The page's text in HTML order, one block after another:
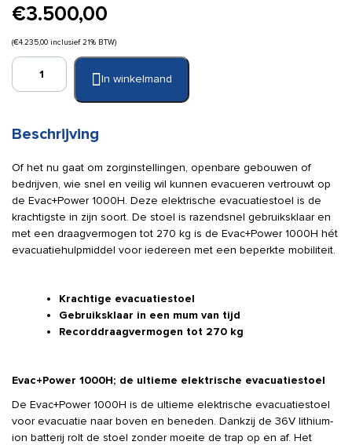
€3.500,00
(€4.235,00 inclusief 21% BTW)
Evac
Power
aantal
In winkelmand
Beschrijving
Of het nu gaat om zorginstellingen, openbare gebouwen of
bedrijven, wie snel en veilig wil kunnen evacueren vertrouwt op
de Evac+Power 1000H. Deze elektrische evacuatiestoel is de
krachtigste in zijn soort. De stoel is razendsnel gebruiksklaar en
met een draagvermogen tot 270 kg is de Evac+Power 1000H hét
evacuatiehulpmiddel voor iedereen met een beperkte mobiliteit.
Krachtige evacuatiestoel
Gebruiksklaar in een mum van tijd
Recorddraagvermogen tot 270 kg
Evac+Power 1000H; de ultieme elektrische evacuatiestoel
De Evac+Power 1000H is de ultieme elektrische evacuatiestoel
voor evacuatie naar boven en beneden. Dankzij de 36V lithium-
ion batterij rolt de stoel zonder moeite de trap op en af. Het